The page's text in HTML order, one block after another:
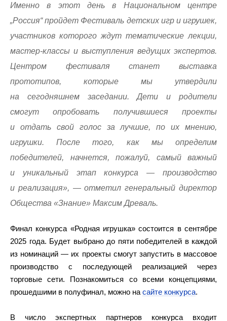
Именно в этот день в Национальном центре
„Россия“ пройдет Фестиваль детских игр и игрушек,
участников которого ждут тематические лекции,
мастер-классы и выступления ведущих экспертов.
Центром фестиваля станет выставка
прототипов, которые мы утвердили
на сегодняшнем заседании. Дети и родители
смогут опробовать получившиеся проекты
и отдать свой голос за лучшие, по их мнению,
игрушки. После того, как мы определим
победителей, начнется, пожалуй, самый важный
и уникальный этап конкурса — производство
и реализация», — отметил генеральный директор
Общества «Знание» Максим Древаль.
Финал конкурса «Родная игрушка» состоится в сентябре
2025 года. Будет выбрано до пяти победителей в каждой
из номинаций — их проекты смогут запустить в массовое
производство с последующей реализацией через
торговые сети. Познакомиться со всеми концепциями,
прошедшими в полуфинал, можно на сайте конкурса.
В число экспертных партнеров конкурса входит